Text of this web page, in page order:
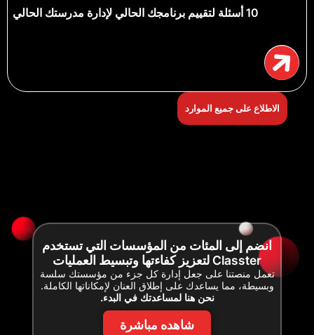
10 أسئلة لتقييم برنامجك الحالي لإدارة مدرستك الحالي
الاطلاع على جميع الموارد
انضم إلى المئات من المؤسسات التي تستخدم
Classter لتعزيز كفاءتها وتبسيط العمليات
تعمل منصتنا على جعل إدارة كل جزء من مؤسستك سلسة
وبسيطة، مما يساعدك على إطلاق العنان لإمكاناتها الكاملة.
نحن هنا لمساعدتك في البدء.
شاهده مباشرة